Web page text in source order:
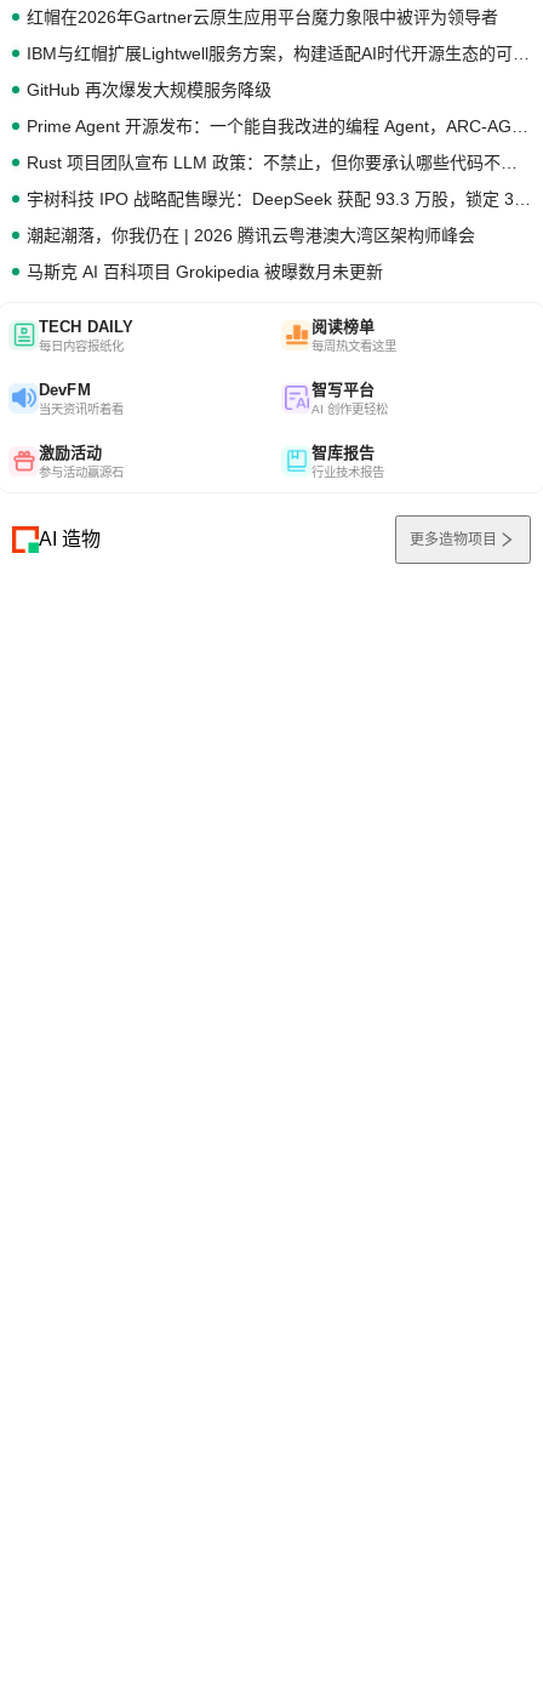
红帽在2026年Gartner云原生应用平台魔力象限中被评为领导者
GitHub 再次爆发大规模服务降级
潮起潮落，你我仍在 | 2026 腾讯云粤港澳大湾区架构师峰会
马斯克 AI 百科项目 Grokipedia 被曝数月未更新
TECH DAILY
每日内容报纸化
阅读榜单
每周热文看这里
DevFM
当天资讯听着看
智写平台
AI 创作更轻松
激励活动
参与活动赢源石
智库报告
行业技术报告
AI 造物 更多造物项目